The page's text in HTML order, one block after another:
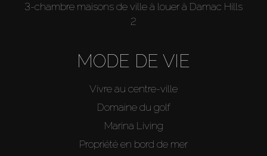
3-chambre maisons de ville à louer à Damac Hills
2
MODE DE VIE
Vivre au centre-ville
Domaine du golf
Marina Living
Propriété en bord de mer